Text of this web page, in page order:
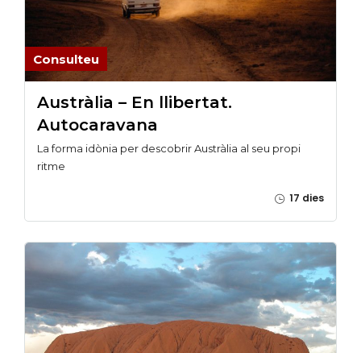
Consulteu
Austràlia – En llibertat.
Autocaravana
La forma idònia per descobrir Austràlia al seu propi
ritme
17 dies